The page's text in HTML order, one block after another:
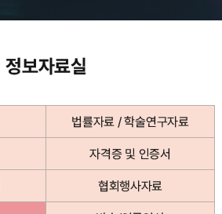
정보자료실
법률자료 / 학술연구자료
자격증 및 인증서
협회행사자료